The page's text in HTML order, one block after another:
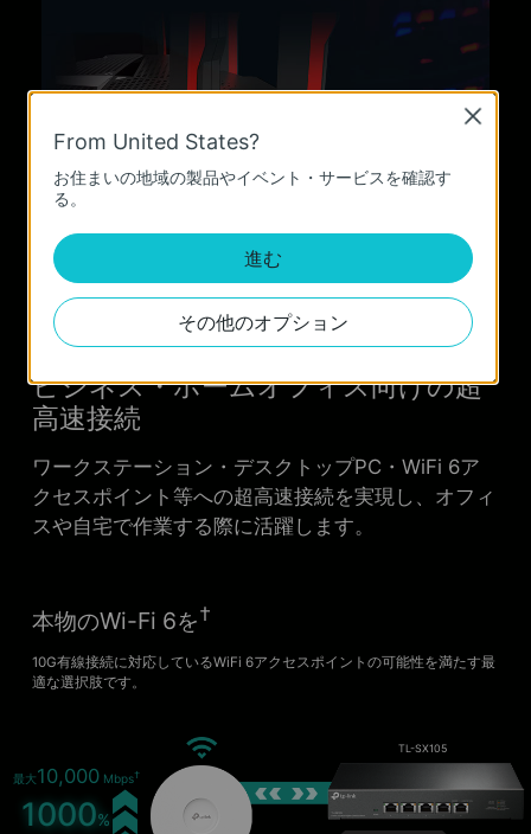
ビジネス・ホームオフィス向けの超
高速接続
ワークステーション・デスクトップPC・WiFi 6ア
クセスポイント等への超高速接続を実現し、オフィ
スや自宅で作業する際に活躍します。
本物のWi-Fi 6を†
10G有線接続に対応しているWiFi 6アクセスポイントの可能性を満たす最
適な選択肢です。
TL-SX105
最大10,000 Mbps†
1000%
From United States?
お住まいの地域の製品やイベント・サービスを確認す
る。
進む
その他のオプション
Close